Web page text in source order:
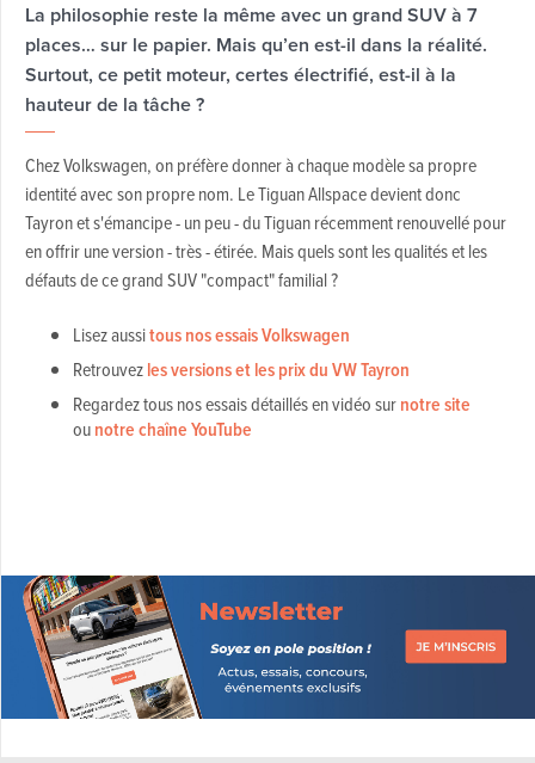
La philosophie reste la même avec un grand SUV à 7
places… sur le papier. Mais qu’en est-il dans la réalité.
Surtout, ce petit moteur, certes électrifié, est-il à la
hauteur de la tâche ?
Chez Volkswagen, on préfère donner à chaque modèle sa propre
identité avec son propre nom. Le Tiguan Allspace devient donc
Tayron et s'émancipe - un peu - du Tiguan récemment renouvellé pour
en offrir une version - très - étirée. Mais quels sont les qualités et les
défauts de ce grand SUV "compact" familial ?
Lisez aussitous nos essais Volkswagen
Retrouvezles versions et les prix du VW Tayron
Regardez tous nos essais détaillés en vidéo surnotre site
ounotre chaîne YouTube